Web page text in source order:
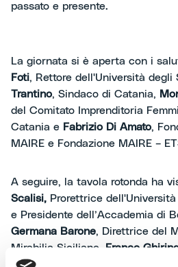
passato e presente.
La giornata si è aperta con i
Foti, Rettore dell'Università degli
Trantino, Sindaco di Catania,
del Comitato Imprenditoria
Catania e Fabrizio Di Amato,
MAIRE e Fondazione MAIRE –
A seguire, la tavola rotonda ha
Scalisi, Prorettrice
e Presidente dell’Accademia di
Germana Barone, Direttrice del
Mirabilia Siciliane, Franco
Human Resources, ICT,